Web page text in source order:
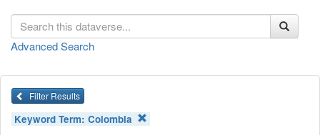
Advanced Search
Filter Results
Keyword Term:Colombia